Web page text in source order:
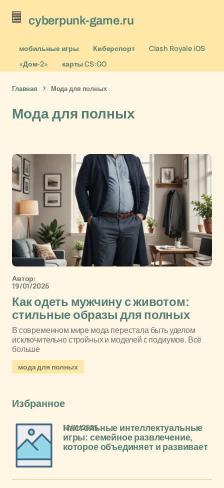
cyberpunk-game.ru
мобильные игры Киберспорт
Clash Royale iOS
«Дом-2»
карты CS:GO
Главная Мода для полных
Мода для полных
Автор:
19/01/2026
Как одеть мужчину с животом:
стильные образы для полных
В современном мире мода перестала быть уделом
исключительно стройных и моделей с подиумов. Всё
больше
мода для полных
Избранное
Настольные интеллектуальные
игры: семейное развлечение,
которое объединяет и развивает
12/11/2025